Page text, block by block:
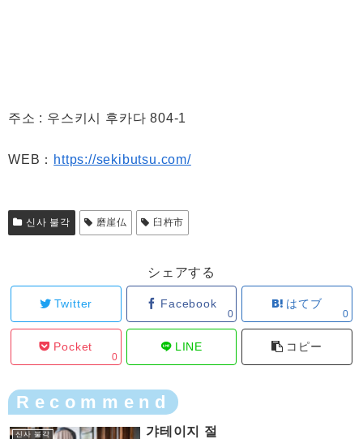
주소 : 우스키시 후카다 804-1
WEB： https://sekibutsu.com/
신사 불각 磨崖仏 臼杵市
シェアする
Twitter Facebook
0
はてブ
0
Pocket
0
LINE コピー
Recommend
신사 불각 갸테이지 절